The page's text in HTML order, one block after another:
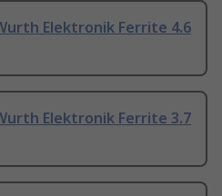
Elektronik Ferrite 4.6
Elektronik Ferrite 3.7